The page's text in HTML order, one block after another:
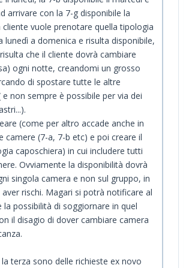
arrivare con la 7-g disponibile la
cliente vuole prenotare quella tipologia
lunedì a domenica e risulta disponibile,
che il cliente dovrà cambiare
ogni notte, creandomi un grosso
di spostare tutte le altre
non sempre è possibile per via dei
(come per altro accade anche in
camere (7-a, 7-b etc) e poi creare il
caposchiera) in cui includere tutti
Ovviamente la disponibilità dovrà
singola camera e non sul gruppo, in
rischi. Magari si potrà notificare al
la possibilità di soggiornare in quel
il disagio di dover cambiare camera
terza sono delle richieste ex novo